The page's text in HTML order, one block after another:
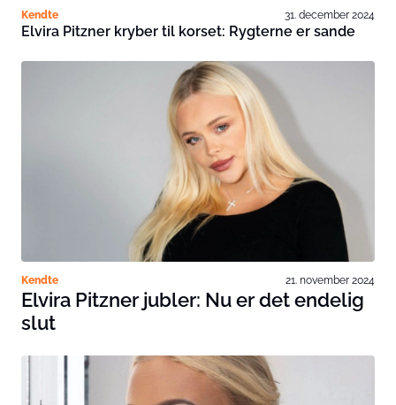
Kendte 31. december 2024
Elvira Pitzner kryber til korset: Rygterne er sande
Kendte 21. november 2024
Elvira Pitzner jubler: Nu er det endelig
slut